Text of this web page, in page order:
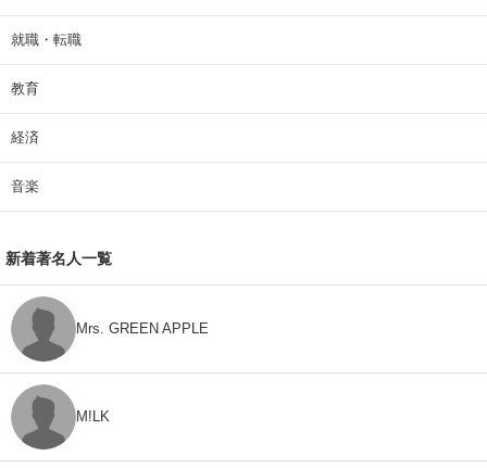
就職・転職
教育
経済
音楽
新着著名人一覧
Mrs. GREEN APPLE
M!LK